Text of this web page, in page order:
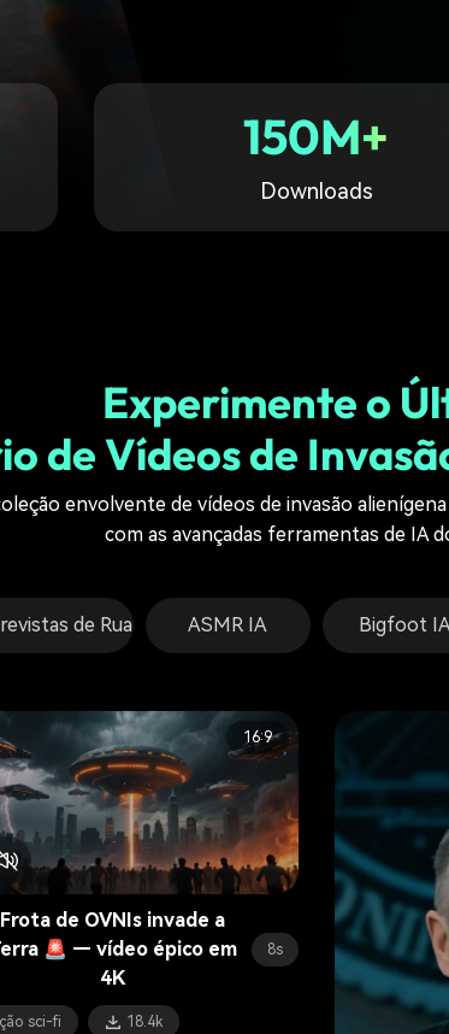
Teste Grátis
150M+
Downloads
Experimente o
de Vídeos de
envolvente de vídeos de invasão
com as avançadas ferramentas de IA
de Rua ASMR IA Bigfoot
16:9
Frota de OVNIs invade a
🚨 — vídeo épico em
4K
8s
sci-fi 18.4k